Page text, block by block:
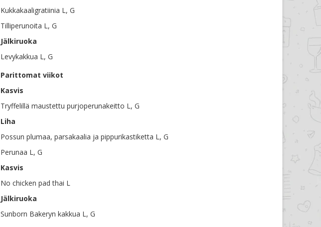
Kukkakaaligratiinia L, G
Tilliperunoita L, G
Jälkiruoka
Levykakkua L, G
Parittomat viikot
Kasvis
Tryffelillä maustettu purjoperunakeitto L, G
Liha
Possun plumaa, parsakaalia ja pippurikastiketta L, G
Perunaa L, G
Kasvis
No chicken pad thai L
Jälkiruoka
Sunborn Bakeryn kakkua L, G